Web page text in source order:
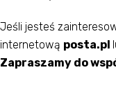
Jeśli jesteś
internetową posta.pl
Zapraszamy do